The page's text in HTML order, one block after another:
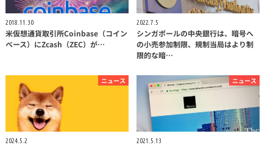
2018.11.30
米仮想通貨取引所Coinbase（コイン
ベース）にZcash（ZEC）が…
2022.7.5
シンガポールの中央銀行は、暗号へ
の小売参加制限、規制当局はより制
限的な暗…
ニュース
2024.5.2
ニュース
2021.5.13